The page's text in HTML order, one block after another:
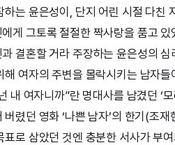
하는 윤은성이, 단지 어린 시절 다친
게 그토록 절절한 짝사랑을 품고
결혼할 거라 주장하는 윤은성의
해 여자의 주변을 몰락시키는 남자
내 여자니까”란 명대사를 남겼던 ‘
버렸던 영화 ‘나쁜 남자’의 한기(조
표로 삼았던 것엔 충분한 서사가 부